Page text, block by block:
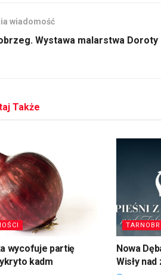
wiadomość
Wystawa malarstwa Doroty
Także
wycofuje partię
kadm
Nowa
Wisły